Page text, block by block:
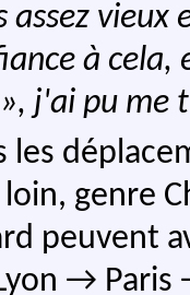
assez vieux
à cela,
j'ai pu me
les
genre
peuvent
→